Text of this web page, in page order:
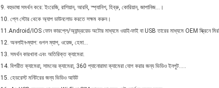
9. বহুভাষা সমর্থন করে: ইংরেজি, রাশিয়ান, আরবি, স্প্যানিশ, হিব্রু, কোরিয়ান, জাপানিজ...।
10. প্লে স্টোর থেকে অ্যাপ ডাউনলোড করতে সক্ষম করুন।
11.Android/IOS ফোন কারপ্লে/অ্যান্ড্রয়েড অটোর মাধ্যমে ওয়াই-ফাই বা USB তারের মাধ্যমে OEM স্ক্রিনে
12. অনলাইন-ম্যাপ: গুগল ম্যাপ, ওয়েজ, হেমা...
13. সমর্থন কারখানা এবং অতিরিক্ত ক্যামেরা.
14. বিপরীত ক্যামেরা, সামনের ক্যামেরা, 360 প্যানোরামা ক্যামেরা যোগ করার জন্য ভিডিও ইনপুট.....
15. হেডরেস্ট মনিটরের জন্য ভিডিও আউট